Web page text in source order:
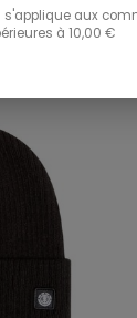
s'applique aux
à 10,00 €